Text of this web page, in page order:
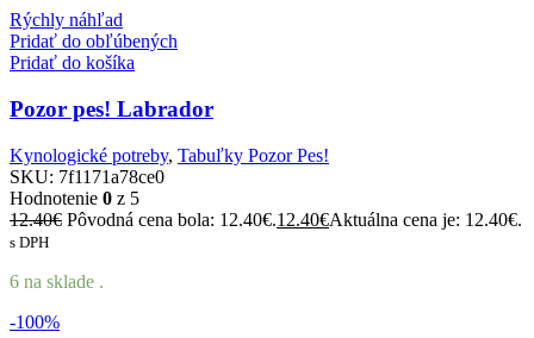
Rýchly náhľad
Pridať do obľúbených
Pridať do košíka
Pozor pes! Labrador
Kynologické potreby, Tabuľky Pozor Pes!
SKU: 7f1171a78ce0
Hodnotenie 0 z 5
12.40€ Pôvodná cena bola: 12.40€.12.40€Aktuálna cena je: 12.40€.
s DPH
6 na sklade .
-100%